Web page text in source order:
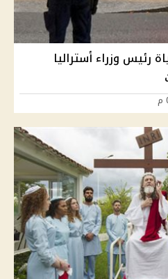
رئيس وزراء أستراليا